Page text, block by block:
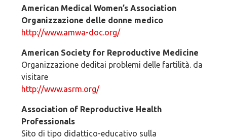
American Medical Women’s Association
Organizzazione delle donne medico
http://www.amwa-doc.org/
American Society for Reproductive Medicine
Organizzazione deditai problemi delle fartilità. da
visitare
http://www.asrm.org/
Association of Reproductive Health
Professionals
Sito di tipo didattico-educativo sulla